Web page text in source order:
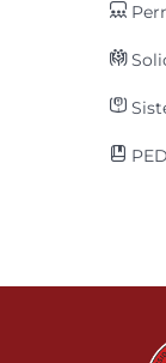
PED